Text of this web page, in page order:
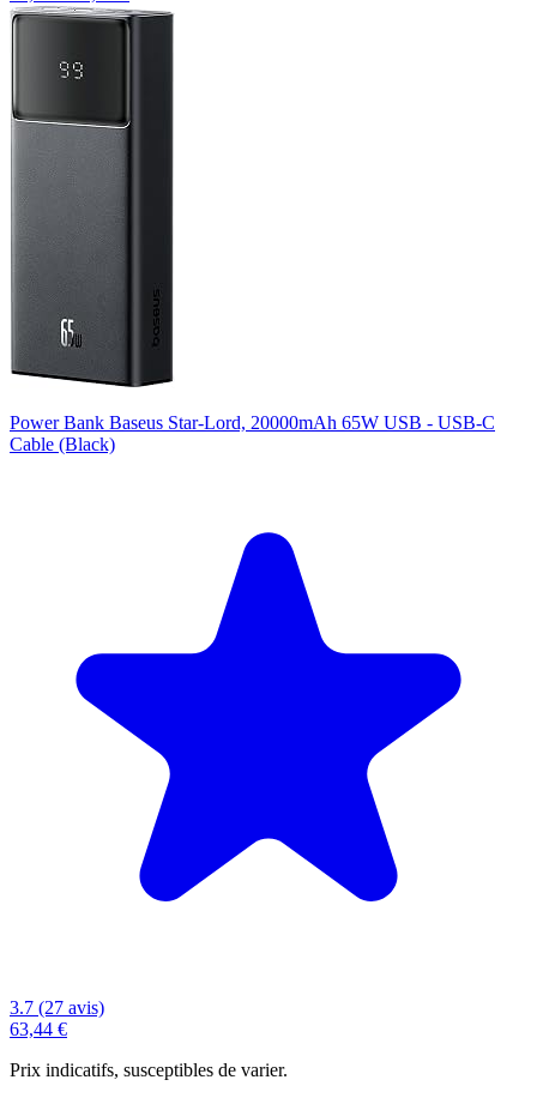
Power Bank Baseus Star-Lord, 20000mAh 65W USB - USB-C
Cable (Black)
3.7 (27 avis)
63,44 €
Prix indicatifs, susceptibles de varier.